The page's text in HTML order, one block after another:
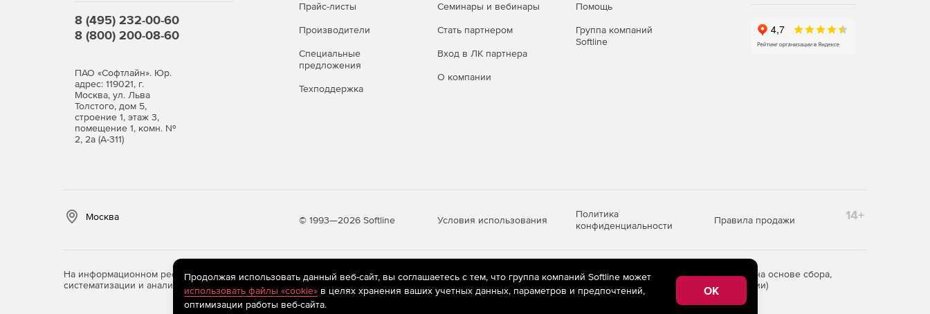
8 (495) 232-00-60
8 (800) 200-08-60
ПАО «Софтлайн». Юр.
адрес: 119021, г.
Москва, ул. Льва
Толстого, дом 5,
строение 1, этаж 3,
помещение 1, комн. №
2, 2а (А-311)
Прайс-листы
Производители
Специальные
предложения
Техподдержка
Семинары и вебинары
Стать партнером
Вход в ЛК партнера
О компании
Помощь
Группа компаний
Softline
Москва © 1993—2026 Softline Условия использования
Политика
конфиденциальности
Правила продажи 14+
На информационном ресурсе store.softline.ru применяютсярекомендательные технологии(информационные технологии предоставления информации на основе сбора,
систематизации и анализа сведений, относящихся к предпочтениям пользователей сети «Интернет», находящихся на территории Российской Федерации)
Продолжая использовать данный веб-сайт, вы соглашаетесь с тем, что группа компаний Softline может
использовать файлы «cookie»в целях хранения ваших учетных данных, параметров и предпочтений,
оптимизации работы веб-сайта.
OK